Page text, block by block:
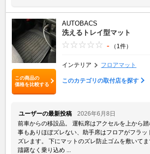
この商品の
価格を比較する
AUTOBACS
洗えるトレイ型マット
- （1件）
インテリア フロアマット
このカテゴリの取付店を探す
ユーザーの最新投稿
2026年6月8日
前車からの移設品。 運転席はアクセルを上から
事もありほぼズレない、助手席はフロアがフラッ
ズレます。 下にマットのズレ防止ゴムを敷いて
躊躇なく乗り込め ...